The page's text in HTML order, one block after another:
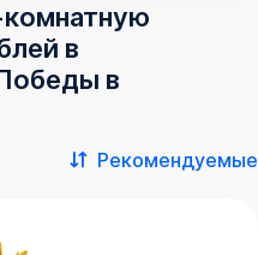
в
в
Рекомендуемые